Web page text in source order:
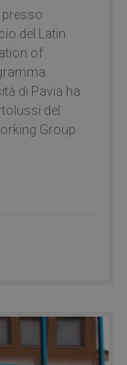
presso
del Latin
of
di Pavia ha
del
Group